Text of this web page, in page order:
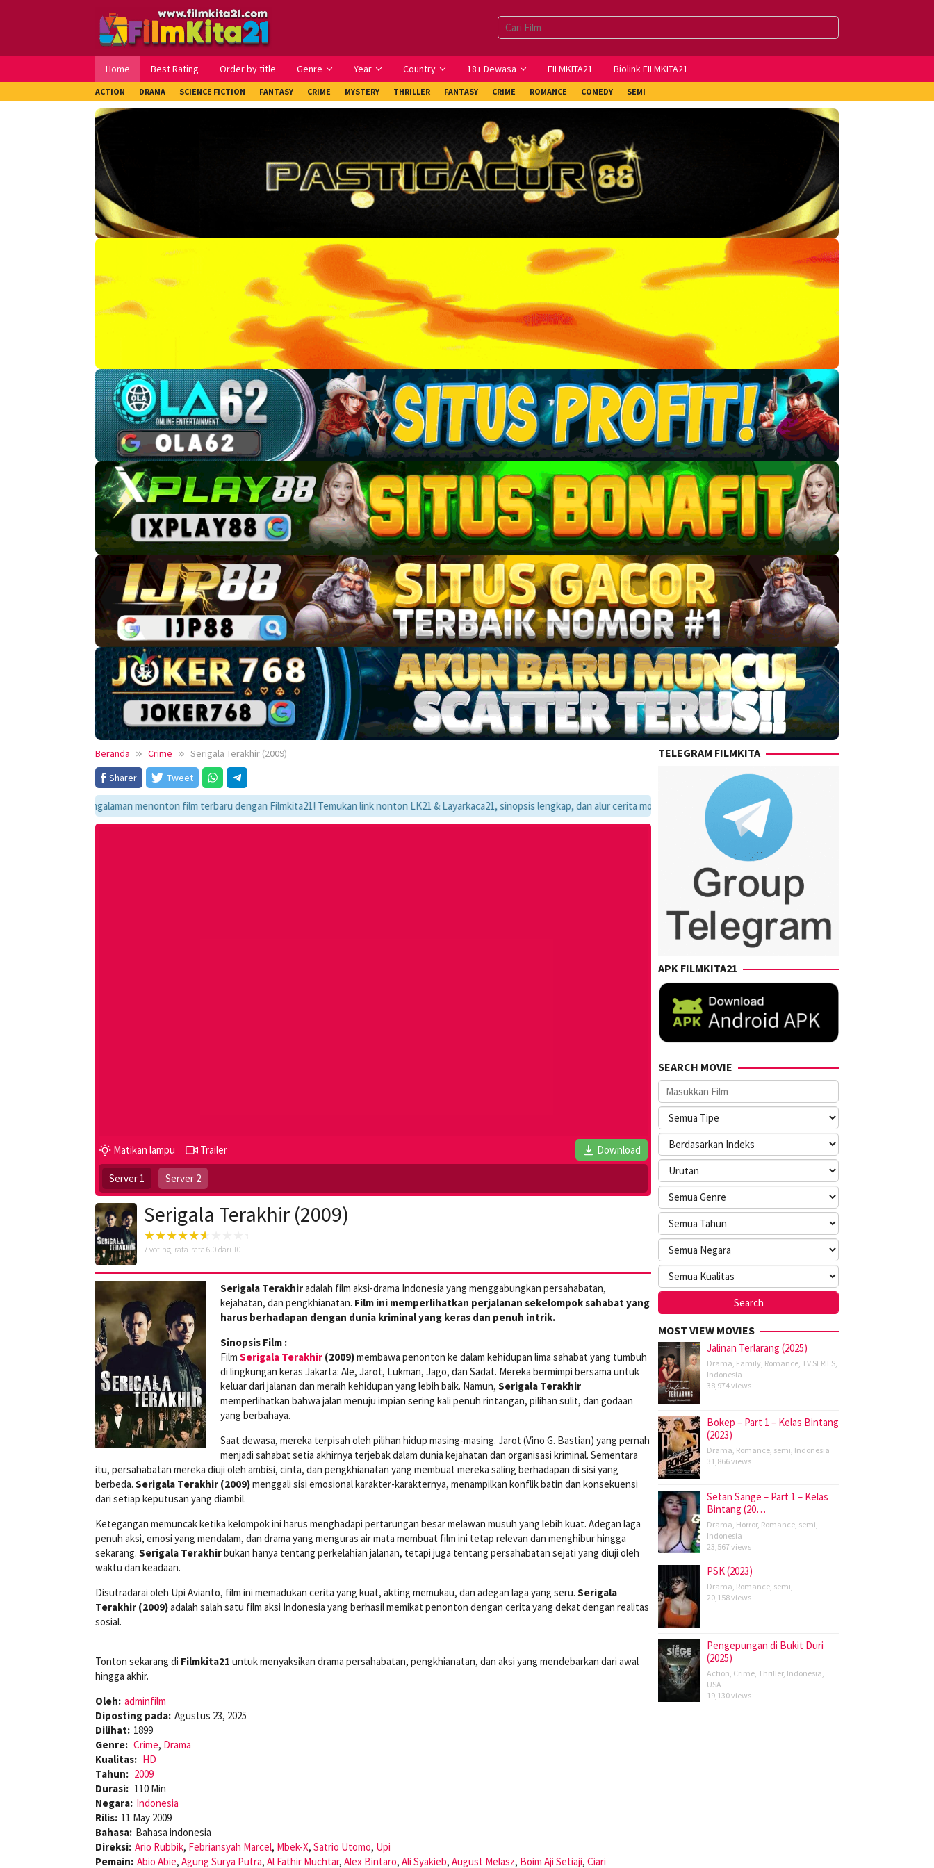
Home Best Rating Order by title Genre Year Country 18+ Dewasa FILMKITA21 Biolink FILMKITA21
ACTION DRAMA SCIENCE FICTION FANTASY CRIME MYSTERY THRILLER FANTASY CRIME ROMANCE COMEDY SEMI
Beranda Crime
Serigala Terakhir (2009)
Sharer
Tweet
pengalaman menonton film terbaru dengan Filmkita21! Temukan link nonton LK21 & Layarkaca21, sinopsis lengkap, dan alur cerita movie favoritmu dalam satu tempat yang praktis dan update setiap hari.
Matikan lampu Trailer Download
Server 1 Server 2
Serigala Terakhir (2009)
7 voting, rata-rata 6.0 dari 10
Serigala Terakhiradalah film aksi-drama Indonesia yang menggabungkan persahabatan,
kejahatan, dan pengkhianatan. Film ini memperlihatkan perjalanan sekelompok sahabat yang
harus berhadapan dengan dunia kriminal yang keras dan penuh intrik.
Sinopsis Film :
Film Serigala Terakhir (2009)membawa penonton ke dalam kehidupan lima sahabat yang tumbuh
di lingkungan keras Jakarta: Ale, Jarot, Lukman, Jago, dan Sadat. Mereka bermimpi bersama untuk
keluar dari jalanan dan meraih kehidupan yang lebih baik. Namun, Serigala Terakhir
memperlihatkan bahwa jalan menuju impian sering kali penuh rintangan, pilihan sulit, dan godaan
yang berbahaya.
Saat dewasa, mereka terpisah oleh pilihan hidup masing-masing. Jarot (Vino G. Bastian) yang pernah
menjadi sahabat setia akhirnya terjebak dalam dunia kejahatan dan organisasi kriminal. Sementara
itu, persahabatan mereka diuji oleh ambisi, cinta, dan pengkhianatan yang membuat mereka saling berhadapan di sisi yang
berbeda. Serigala Terakhir (2009)menggali sisi emosional karakter-karakternya, menampilkan konflik batin dan konsekuensi
dari setiap keputusan yang diambil.
Ketegangan memuncak ketika kelompok ini harus menghadapi pertarungan besar melawan musuh yang lebih kuat. Adegan laga
penuh aksi, emosi yang mendalam, dan drama yang menguras air mata membuat film ini tetap relevan dan menghibur hingga
sekarang. Serigala Terakhirbukan hanya tentang perkelahian jalanan, tetapi juga tentang persahabatan sejati yang diuji oleh
waktu dan keadaan.
Disutradarai oleh Upi Avianto, film ini memadukan cerita yang kuat, akting memukau, dan adegan laga yang seru. Serigala
Terakhir (2009)adalah salah satu film aksi Indonesia yang berhasil memikat penonton dengan cerita yang dekat dengan realitas
sosial.
Tonton sekarang di Filmkita21 untuk menyaksikan drama persahabatan, pengkhianatan, dan aksi yang mendebarkan dari awal
hingga akhir.
Oleh: adminfilm
Diposting pada: Agustus 23, 2025
Dilihat: 1899
Genre: Crime, Drama
Kualitas: HD
Tahun: 2009
Durasi: 110 Min
Negara: Indonesia
Rilis: 11 May 2009
Bahasa: Bahasa indonesia
Direksi: Ario Rubbik, Febriansyah Marcel, Mbek-X, Satrio Utomo, Upi
Pemain: Abio Abie, Agung Surya Putra, Al Fathir Muchtar, Alex Bintaro, Ali Syakieb, August Melasz, Boim Aji Setiaji, Ciari
TELEGRAM FILMKITA
APK FILMKITA21
SEARCH MOVIE
MOST VIEW MOVIES
Jalinan Terlarang (2025)
Drama, Family, Romance, TV SERIES,
Indonesia
38,974 views
Bokep – Part 1 – Kelas Bintang
(2023)
Drama, Romance, semi, Indonesia
31,866 views
Setan Sange – Part 1 – Kelas
Bintang (20…
Drama, Horror, Romance, semi,
Indonesia
23,567 views
PSK (2023)
Drama, Romance, semi,
20,158 views
Pengepungan di Bukit Duri
(2025)
Action, Crime, Thriller, Indonesia,
USA
19,130 views